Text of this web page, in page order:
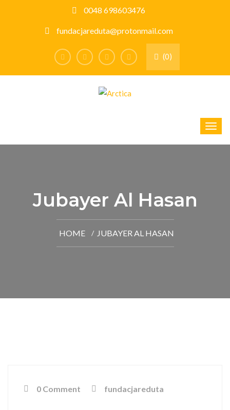
0048 698603476
fundacjareduta@protonmail.com
(0)
Jubayer Al Hasan
HOME JUBAYER AL HASAN
0 Comment fundacjareduta